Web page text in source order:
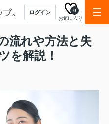
ログイン
お気に入り
0
流れや方法と失
を解説！